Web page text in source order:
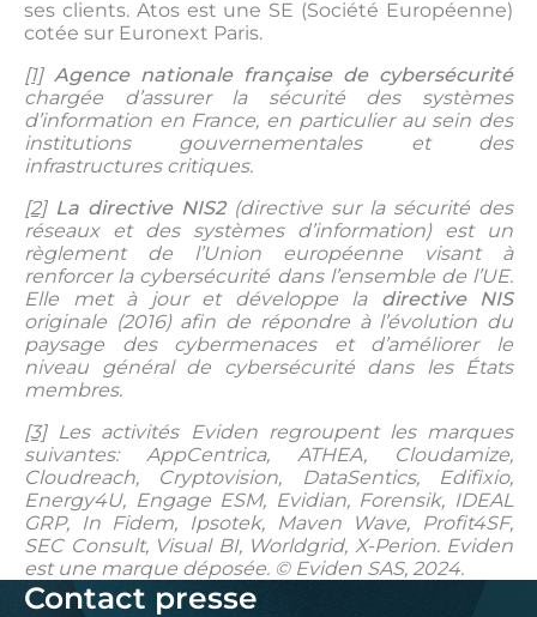
ses clients. Atos est une SE (Société Européenne)
cotée sur Euronext Paris.
[1]Agence nationale française de cybersécurité
chargée d’assurer la sécurité des systèmes
d’information en France, en particulier au sein des
institutions gouvernementales et des
infrastructures critiques.
[2]La directive NIS2 (directive sur la sécurité des
réseaux et des systèmes d’information) est un
règlement de l’Union européenne visant à
renforcer la cybersécurité dans l’ensemble de l’UE.
Elle met à jour et développe la directive NIS
originale (2016) afin de répondre à l’évolution du
paysage des cybermenaces et d’améliorer le
niveau général de cybersécurité dans les États
membres.
[3] Les activités Eviden regroupent les marques
suivantes: AppCentrica, ATHEA, Cloudamize,
Cloudreach, Cryptovision, DataSentics, Edifixio,
Energy4U, Engage ESM, Evidian, Forensik, IDEAL
GRP, In Fidem, Ipsotek, Maven Wave, Profit4SF,
SEC Consult, Visual BI, Worldgrid, X-Perion. Eviden
est une marque déposée. © Eviden SAS, 2024.
Contact presse